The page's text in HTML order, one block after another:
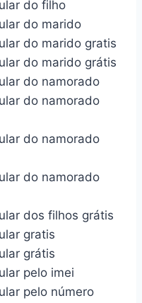
do filho
do marido
do marido gratis
do marido grátis
do namorado
do namorado
do namorado
do namorado
dos filhos grátis
gratis
grátis
pelo imei
pelo número